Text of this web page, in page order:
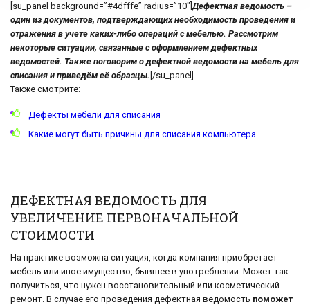
[su_panel background=”#4dfffe” radius=”10″]Дефектная ведомость –
один из документов, подтверждающих необходимость проведения и
отражения в учете каких-либо операций с мебелью. Рассмотрим
некоторые ситуации, связанные с оформлением дефектных
ведомостей. Также поговорим о дефектной ведомости на мебель для
списания и приведём её образцы. [/su_panel]
Также смотрите:
Дефекты мебели для списания
Какие могут быть причины для списания компьютера
ДЕФЕКТНАЯ ВЕДОМОСТЬ ДЛЯ
УВЕЛИЧЕНИЕ ПЕРВОНАЧАЛЬНОЙ
СТОИМОСТИ
На практике возможна ситуация, когда компания приобретает
мебель или иное имущество, бывшее в употреблении. Может так
получиться, что нужен восстановительный или косметический
ремонт. В случае его проведения дефектная ведомость поможет